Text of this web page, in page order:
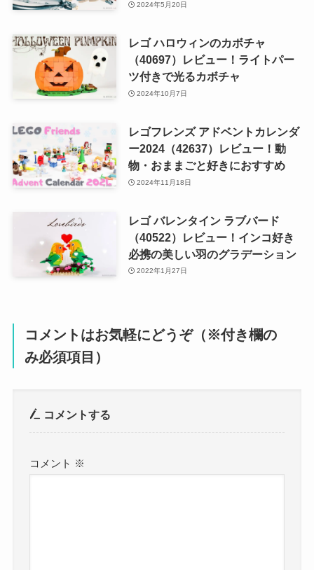
2024年5月20日
レゴ ハロウィンのカボチャ
（40697）レビュー！ライトパー
ツ付きで光るカボチャ
2024年10月7日
レゴフレンズ アドベントカレンダ
ー2024（42637）レビュー！動
物・おままごと好きにおすすめ
2024年11月18日
レゴ バレンタイン ラブバード
（40522）レビュー！インコ好き
必携の美しい羽のグラデーション
2022年1月27日
コメントはお気軽にどうぞ（※付き欄の
み必須項目）
コメントする
コメント ※